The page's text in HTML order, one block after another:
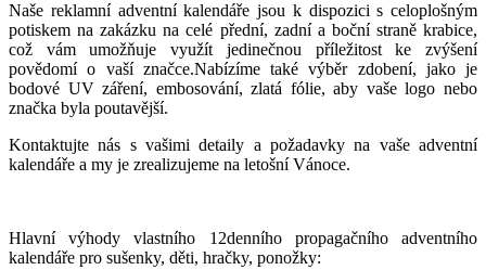
Naše reklamní adventní kalendáře jsou k dispozici s celoplošným
potiskem na zakázku na celé přední, zadní a boční straně krabice,
což vám umožňuje využít jedinečnou příležitost ke zvýšení
povědomí o vaší značce.Nabízíme také výběr zdobení, jako je
bodové UV záření, embosování, zlatá fólie, aby vaše logo nebo
značka byla poutavější.
Kontaktujte nás s vašimi detaily a požadavky na vaše adventní
kalendáře a my je zrealizujeme na letošní Vánoce.
Hlavní výhody vlastního 12denního propagačního adventního
kalendáře pro sušenky, děti, hračky, ponožky: